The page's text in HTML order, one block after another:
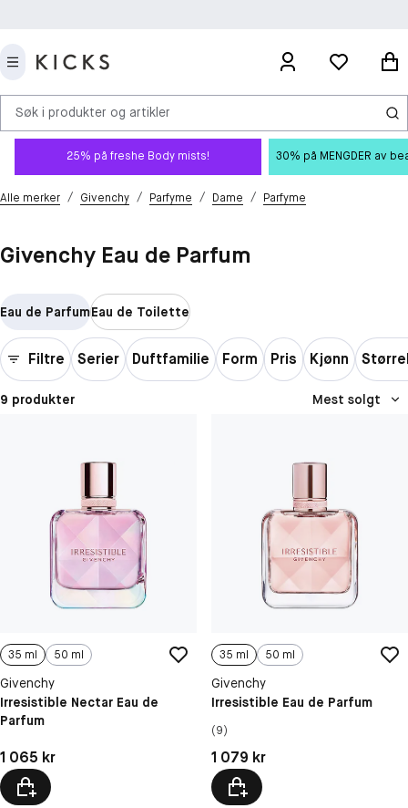
Søk i produkter og artikler
25% på freshe Body mists! 30% på MENGDER av
Alle merker / Givenchy / Parfyme / Dame / Parfyme
Givenchy Eau de Parfum
Eau de ParfumEau de Toilette
Filtre Serier Duftfamilie Form Pris Kjønn
9 produkter Mest solgt
35 ml 50 ml
Givenchy
Irresistible Nectar Eau de
Parfum
Pris: 1 065 kr
1 065 kr
35 ml 50 ml
Givenchy
Irresistible Eau de Parfum
(9)
Pris: 1 079 kr
1 079 kr